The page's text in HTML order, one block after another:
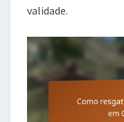
validade.